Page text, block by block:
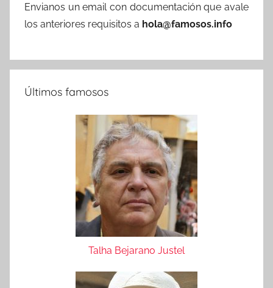
Envianos un email con documentación que avale
los anteriores requisitos a hola@famosos.info
Últimos famosos
Talha Bejarano Justel